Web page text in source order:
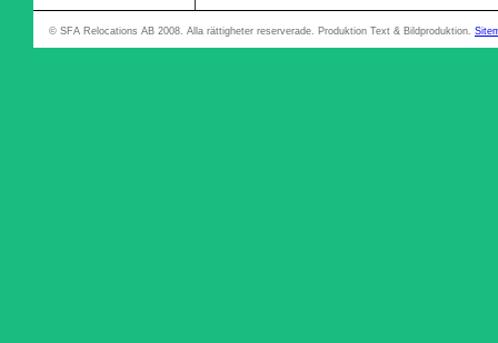
© SFA Relocations AB 2008. Alla rättigheter reserverade. Produktion Text & Bildproduktion.